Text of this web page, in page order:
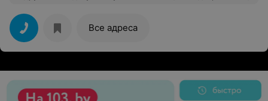
стороны персонала. Атмосфера замечательная! Сразу
видно - девочки мастера своего дела, и, что самое
главное, любят свою работу!
Все адреса